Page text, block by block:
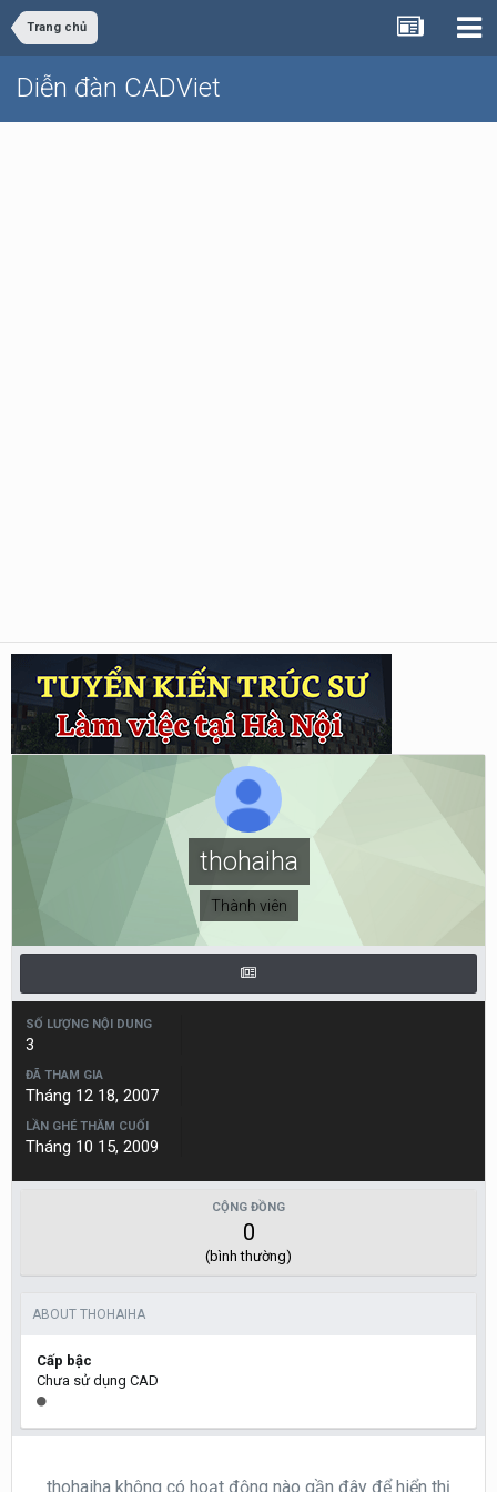
Trang chủ
Diễn đàn CADViet
thohaiha
Thành viên
SỐ LƯỢNG NỘI DUNG
3
ĐÃ THAM GIA
Tháng 12 18, 2007
LẦN GHÉ THĂM CUỐI
Tháng 10 15, 2009
CỘNG ĐỒNG
0
(bình thường)
ABOUT THOHAIHA
Cấp bậc
Chưa sử dụng CAD
thohaiha không có hoạt động nào gần đây để hiển thị